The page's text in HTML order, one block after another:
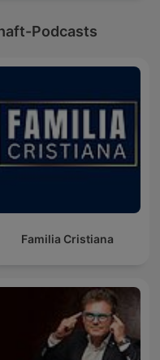
Podcasts
Familia Cristiana